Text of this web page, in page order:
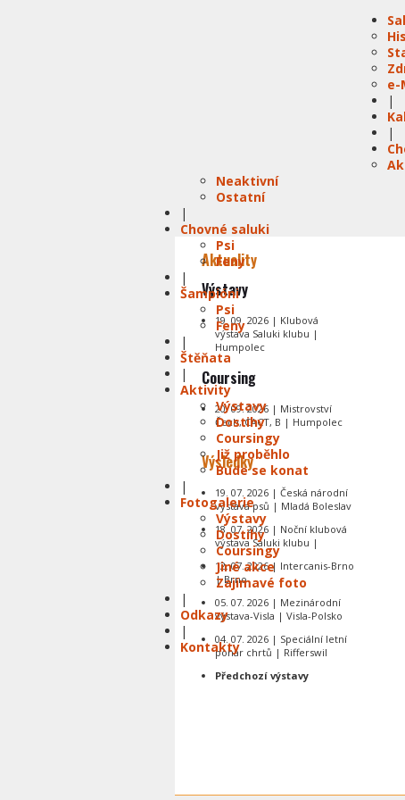
e-
|
|
Neaktivní
Ostatní
|
Chovné saluki
Psi
Feny
|
Šampióni
Psi
Feny
|
Štěňata
|
Aktivity
Výstavy
Dostihy
Coursingy
Již proběhlo
Bude se konat
|
Fotogalerie
Výstavy
Dostihy
Coursingy
Jiné akce
Zajímavé foto
|
Odkazy
|
Kontakty
Aktuality
Výstavy
19. 09. 2026 | Klubová
výstava Saluki klubu |
Humpolec
Coursing
20. 09. 2026 | Mistrovství
Čech, CACT, B | Humpolec
Výsledky
19. 07. 2026 | Česká národní
výstava psů | Mladá Boleslav
18. 07. 2026 | Noční klubová
výstava Saluki klubu |
12. 07. 2026 | Intercanis-Brno
| Brno
05. 07. 2026 | Mezinárodní
výstava-Visla | Visla-Polsko
04. 07. 2026 | Speciální letní
pohár chrtů | Rifferswil
Předchozí výstavy